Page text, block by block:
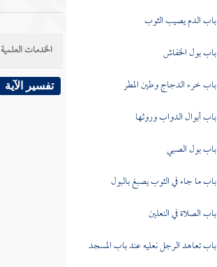
باب الدم يصيب الثوب
باب بول الخفاش
باب خرء الدجاج وطين المطر
باب أبوال الدواب وروثها
باب بول الصبي
باب ما جاء في الثوب يصبغ بالبول
باب الصلاة في النعلين
باب تعاهد الرجل نعليه عند باب المسجد
الخدمات العلمية
تفسير الآية